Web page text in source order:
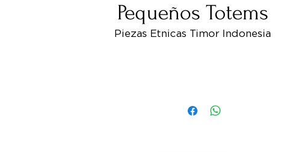
Pequeños Totems
Piezas Etnicas Timor Indonesia